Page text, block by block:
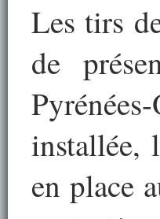
Les tirs
de
installée,
en place